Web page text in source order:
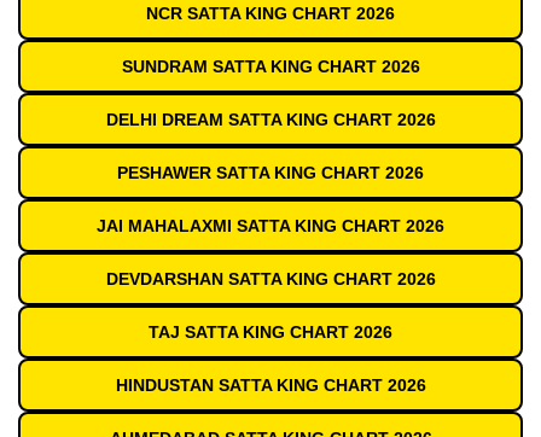
NCR SATTA KING CHART 2026
SUNDRAM SATTA KING CHART 2026
DELHI DREAM SATTA KING CHART 2026
PESHAWER SATTA KING CHART 2026
JAI MAHALAXMI SATTA KING CHART 2026
DEVDARSHAN SATTA KING CHART 2026
TAJ SATTA KING CHART 2026
HINDUSTAN SATTA KING CHART 2026